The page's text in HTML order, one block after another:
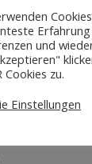
und
Cookies zu.
Einstellungen